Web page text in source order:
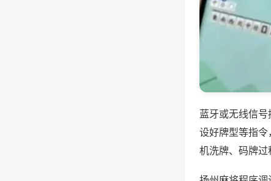
蓝牙或无线信
设好牌型等指
机洗牌、码牌过